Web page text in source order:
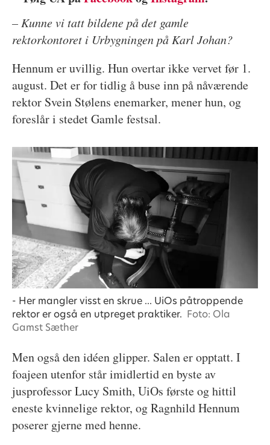
– Kunne vi tatt bildene på det gamle
rektorkontoret i Urbygningen på Karl Johan?
Hennum er uvillig. Hun overtar ikke vervet før 1.
august. Det er for tidlig å buse inn på nåværende
rektor Svein Stølens enemarker, mener hun, og
foreslår i stedet Gamle festsal.
- Her mangler visst en skrue ... UiOs påtroppende
rektor er også en utpreget praktiker. Foto: Ola
Gamst Sæther
Men også den idéen glipper. Salen er opptatt. I
foajeen utenfor står imidlertid en byste av
jusprofessor Lucy Smith, UiOs første og hittil
eneste kvinnelige rektor, og Ragnhild Hennum
poserer gjerne med henne.